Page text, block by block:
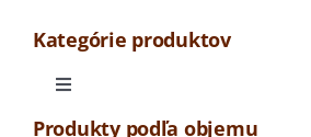
Kategórie produktov
Toggle
Navigation
Produkty podľa objemu